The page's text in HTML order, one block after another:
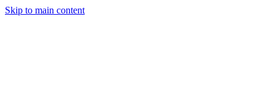
Skip to main content